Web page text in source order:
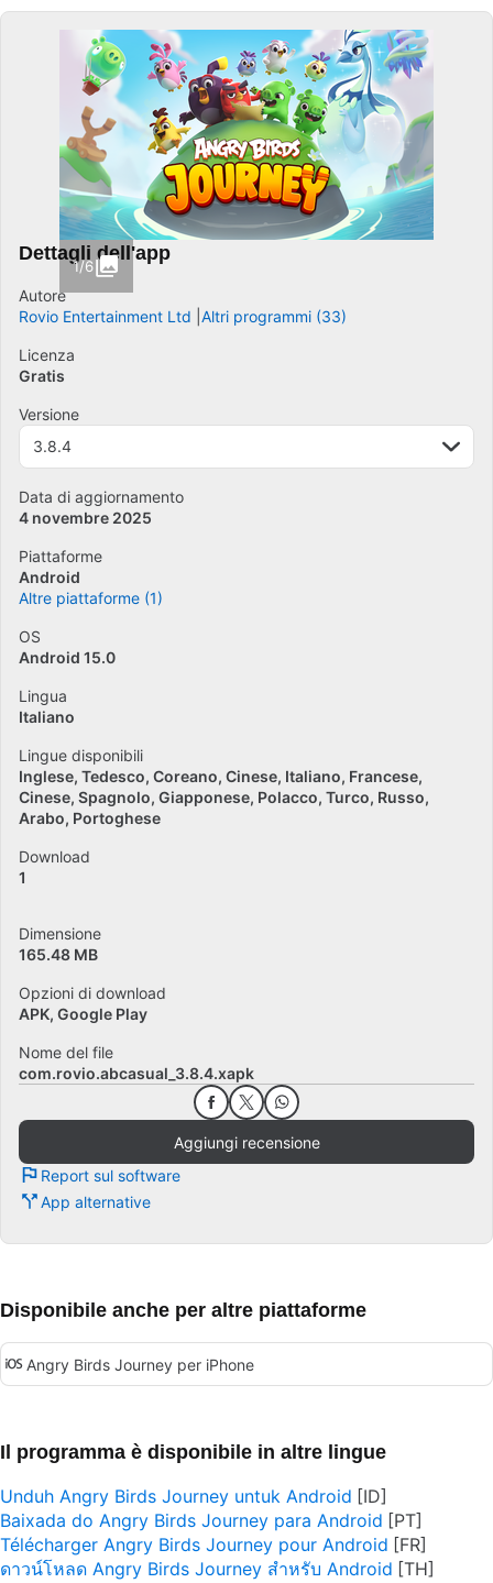
1/6
Dettagli dell'app
Autore
Rovio Entertainment Ltd Altri programmi (33)
Licenza
Gratis
Versione
3.8.4
Data di aggiornamento
4 novembre 2025
Piattaforme
Android
Altre piattaforme (1)
OS
Android 15.0
Lingua
Italiano
Lingue disponibili
Inglese Tedesco Coreano Cinese Italiano Francese
Cinese Spagnolo Giapponese Polacco Turco Russo
Arabo Portoghese
Download
1
Dimensione
165.48 MB
Opzioni di download
APK, Google Play
Nome del file
com.rovio.abcasual_3.8.4.xapk
Aggiungi recensione
Report sul software
App alternative
Disponibile anche per altre piattaforme
Angry Birds Journey per iPhone
Il programma è disponibile in altre lingue
Unduh Angry Birds Journey untuk Android
Baixada do Angry Birds Journey para Android
Télécharger Angry Birds Journey pour Android
ดาวน์โหลด Angry Birds Journey สำหรับ Android